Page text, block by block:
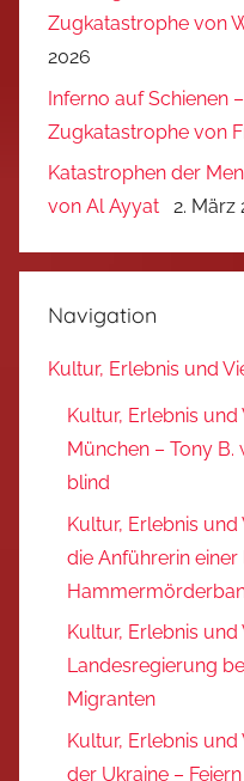
Zugkatastrophe von
2026
Inferno auf Schienen
Zugkatastrophe von
Katastrophen der
von Al Ayyat
2. März
Navigation
Kultur, Erlebnis und
Kultur, Erlebnis
München – Tony B.
blind
Kultur, Erlebnis und
die Anführerin
Kultur, Erlebnis
Landesregierung
Migranten
Kultur, Erlebnis
der Ukraine –